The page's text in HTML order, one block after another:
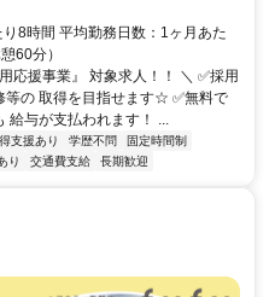
8時間 平均勤務日数：1ヶ月あた
60分）
応援事業』 対象求人！！ ＼ ✅採用
の 取得を目指せます☆ ✅無料で
給与が支払われます！ ...
支援あり 学歴不問
固定時間制
り 交通費支給 長期歓迎